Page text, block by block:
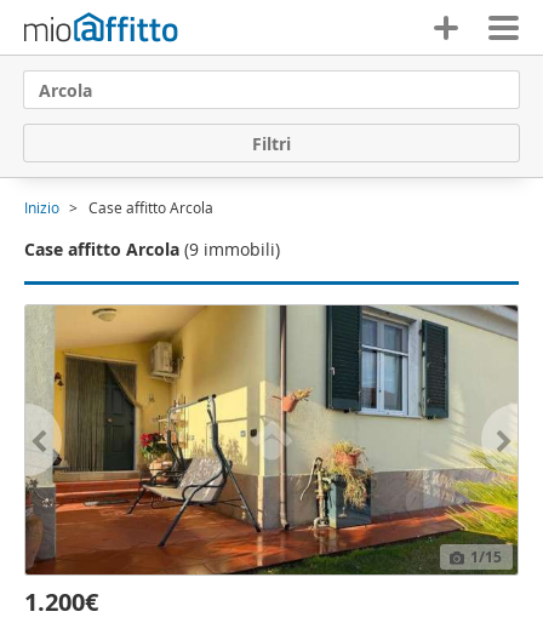
Arcola
Filtri
Inizio Case affitto Arcola
Case affitto Arcola (9 immobili)
1/15
1.200€